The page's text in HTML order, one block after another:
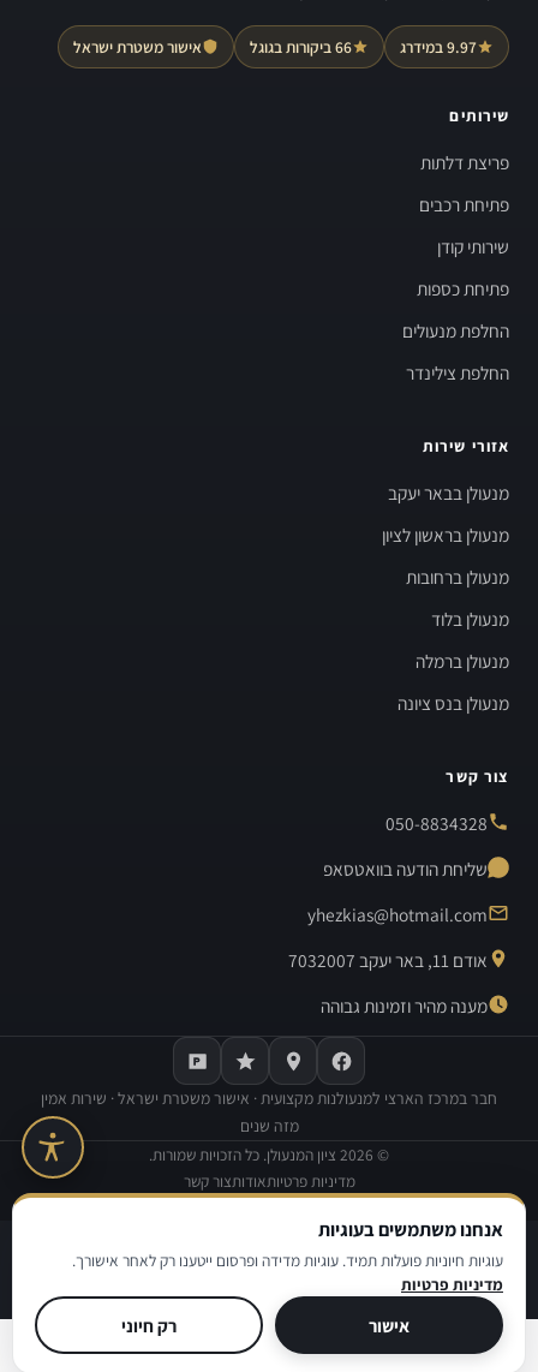
9.97 במידרג 66 ביקורות בגוגל אישור משטרת ישראל
שירותים
פריצת דלתות
פתיחת רכבים
שירותי קודן
פתיחת כספות
החלפת מנעולים
החלפת צילינדר
אזורי שירות
מנעולן בבאר יעקב
מנעולן בראשון לציון
מנעולן ברחובות
מנעולן בלוד
מנעולן ברמלה
מנעולן בנס ציונה
צור קשר
050-8834328
שליחת הודעה בוואטסאפ
yhezkias@hotmail.com
אודם 11, באר יעקב 7032007
מענה מהיר וזמינות גבוהה
חבר במרכז הארצי למנעולנות מקצועית · אישור משטרת ישראל · שירות אמין
מזה שנים
©
2026 ציון המנעולן. כל הזכויות שמורות.
מדיניות פרטיותאודותצור קשר
מדיניות פרטיות | תנאי שימוש | הצהרת נגישות
© ציון המנעולן
אנחנו משתמשים בעוגיות
עוגיות חיוניות פועלות תמיד. עוגיות מדידה ופרסום ייטענו רק לאחר אישורך.
מדיניות פרטיות
אישור רק חיוני